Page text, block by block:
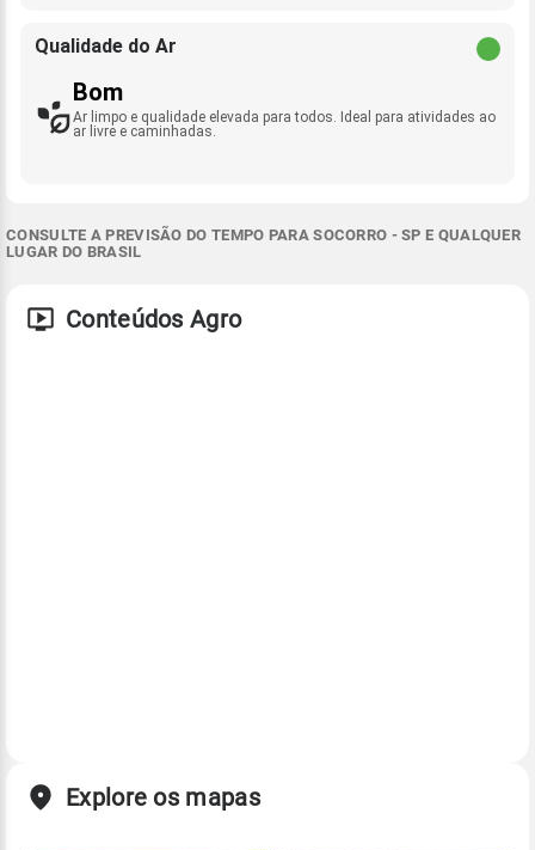
Qualidade do Ar
Bom
Ar limpo e qualidade elevada para todos. Ideal para atividades ao
ar livre e caminhadas.
CONSULTE A PREVISÃO DO TEMPO PARA SOCORRO - SP E QUALQUER
LUGAR DO BRASIL
Conteúdos Agro
Explore os mapas